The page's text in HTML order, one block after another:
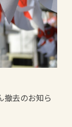
撤去のお知ら